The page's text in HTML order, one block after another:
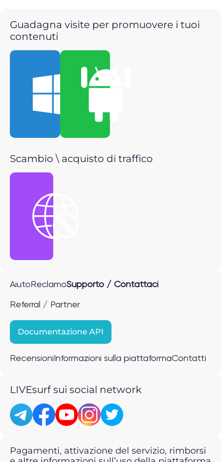
Guadagna visite per promuovere i tuoi
contenuti
Scarica per
Scambio \ acquisto di traffico
Aiuto ReclamoSupporto / Contattaci
Referral / Partner
Documentazione API
Recensioni Informazioni sulla piattaformaContatti
LIVEsurf sui social network
Pagamenti, attivazione del servizio, rimborsi